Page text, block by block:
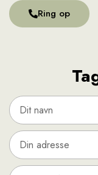
Ring op